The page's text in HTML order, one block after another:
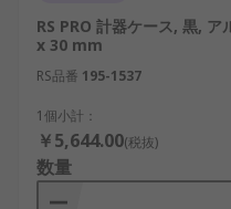
RS PRO 計器ケース, 黒,
x 30 mm
RS品番 195-1537
1個小計：
￥5,644.00(税抜)
数量